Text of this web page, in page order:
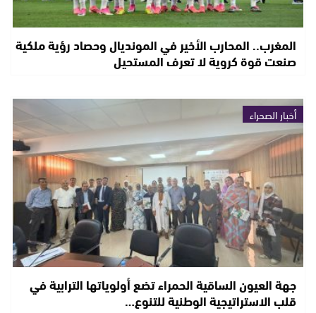
المغرب.. المحارب الأخير في المونديال وحصاد رؤية ملكية
صنعت قوة كروية لا تعرف المستحيل
أخبار الصحراء
جهة العيون الساقية الحمراء تضع أولوياتها الترابية في
قلب الاستراتيجية الوطنية للتنوع…